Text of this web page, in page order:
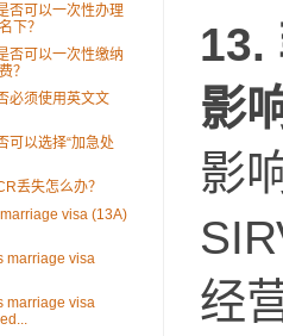
13.
影
影
经
否可以一次性办理
下？
否可以一次性缴纳
？
必须使用英文文
可以选择“加急处
丢失怎么办？
visa (13A)
marriage visa
marriage visa